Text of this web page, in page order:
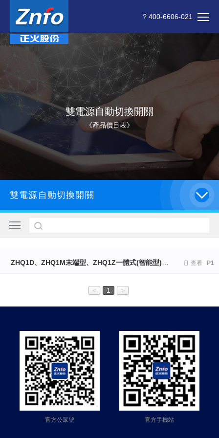
? 400-6606-021
雙電源自動切換開關
《產品價目表》
雙電源自動切換開關
 查看 P1
< 1 >
官方公眾號 官方手機站